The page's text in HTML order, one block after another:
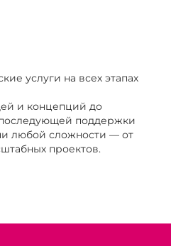
услуги на всех этапах
и концепций до
поддержки
любой сложности — от
проектов.